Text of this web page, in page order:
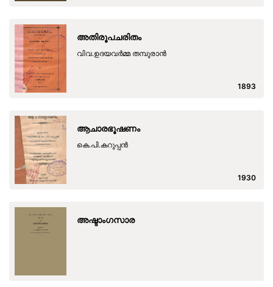
അതിരൂപചരിതം
വിവ.ഉദയവര്‍മ്മ തമ്പുരാന്‍
1893
ആചാരഭൂഷണം
കെ.പി.കറുപ്പന്‍
1930
അഷ്ടാംഗസാര